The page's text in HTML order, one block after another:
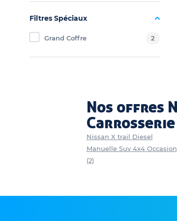
Filtres Spéciaux
Grand Coffre 2
Nos offres
Carrosserie
Nissan X trail Diesel
Manuelle Suv 4x4 Occasion
(2)